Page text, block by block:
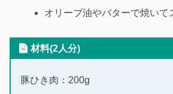
オリーブ油やバターで焼いて
材料(2人分)
豚ひき肉：200g